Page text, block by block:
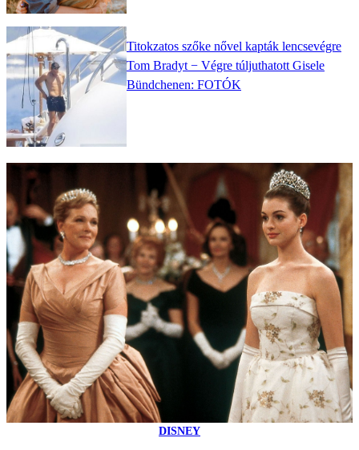
Titokzatos szőke nővel kapták lencsevégre
Tom Bradyt − Végre túljuthatott Gisele
Bündchenen: FOTÓK
DISNEY